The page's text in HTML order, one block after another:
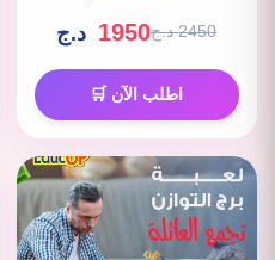
2450 د.ج 1950 د.ج
اطلب الآن 🛒